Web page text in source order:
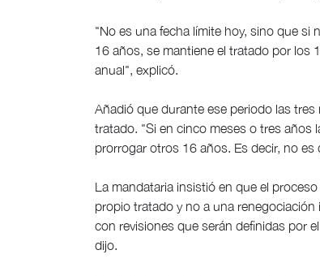
"No es una fecha límite hoy, sino que si
16 años, se mantiene el tratado por los
anual", explicó.
Añadió que durante ese periodo las
tratado. "Si en cinco meses o tres años
prorrogar otros 16 años. Es decir, no
La mandataria insistió en que el
propio tratado y no a una
con revisiones que serán definidas por
dijo.